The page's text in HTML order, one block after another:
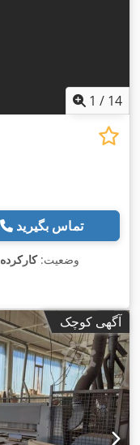
1 / 14
تماس بگیرید
وضعیت:کارکرده
آگهی کوچک